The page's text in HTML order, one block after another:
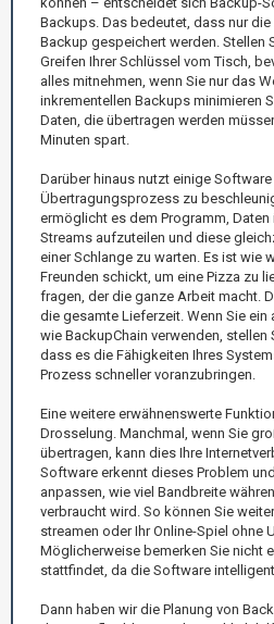
Backups. Das bedeutet, dass nur
Backup gespeichert werden. Stellen
Greifen Ihrer Schlüssel vom Tisch,
alles mitnehmen, wenn Sie nur das
inkrementellen Backups minimieren
Daten, die übertragen werden
Minuten spart.
Darüber hinaus nutzt einige
Übertragungsprozess zu
ermöglicht es dem Programm,
Streams aufzuteilen und diese
einer Schlange zu warten. Es ist wie
Freunden schickt, um eine Pizza zu
fragen, der die ganze Arbeit macht.
die gesamte Lieferzeit. Wenn Sie
wie BackupChain verwenden, stellen
dass es die Fähigkeiten Ihres
Prozess schneller voranzubringen.
Eine weitere erwähnenswerte
Drosselung. Manchmal, wenn Sie
übertragen, kann dies Ihre
Software erkennt dieses Problem
anpassen, wie viel Bandbreite
verbraucht wird. So können Sie
streamen oder Ihr Online-Spiel ohne
Möglicherweise bemerken Sie nicht
stattfindet, da die Software
Dann haben wir die Planung von